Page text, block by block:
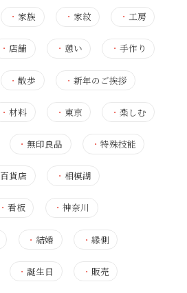
・ 家族 ・ 家紋 ・ 工房
・ 店舗 ・ 憩い ・ 手作り
・散歩 ・ 新年のご挨拶
・材料 ・ 東京 ・ 楽しむ
・無印良品 ・ 特殊技能
百貨店 ・ 相模湖
・看板 ・神奈川
・結婚 ・ 縁側
・誕生日 ・ 販売